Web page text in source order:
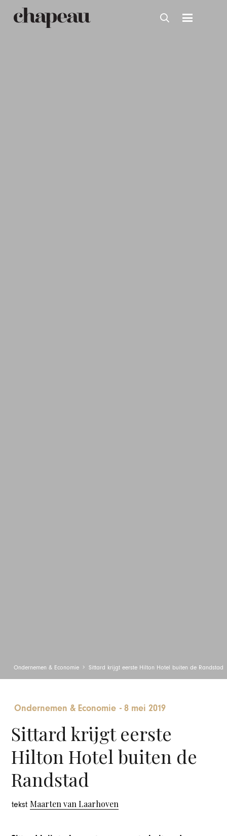
Ondernemen & Economie Sittard krijgt eerste Hilton Hotel buiten de Randstad
Ondernemen & Economie -8 mei 2019
Sittard krijgt eerste
Hilton Hotel buiten de
Randstad
tekst Maarten van Laarhoven